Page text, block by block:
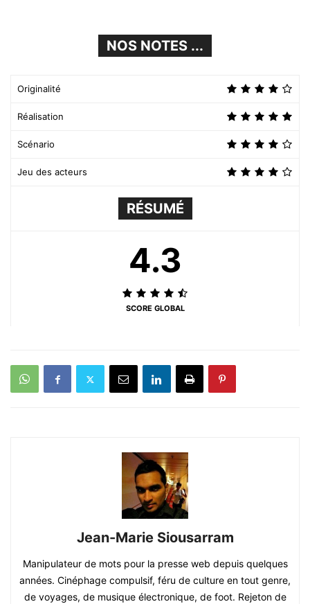
NOS NOTES ...
Originalité
Réalisation
Scénario
Jeu des acteurs
RÉSUMÉ
4.3
SCORE GLOBAL
Jean-Marie Siousarram
Manipulateur de mots pour la presse web depuis quelques
années. Cinéphage compulsif, féru de culture en tout genre,
de voyages, de musique électronique, de foot. Rejeton de